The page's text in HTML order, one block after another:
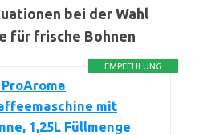
bei der Wahl
für frische Bohnen
EMPFEHLUNG
ProAroma
mit
1,25L Füllmenge